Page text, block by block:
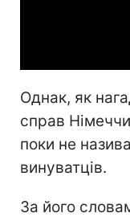
Однак, як
справ
поки не
винуватців.
За його